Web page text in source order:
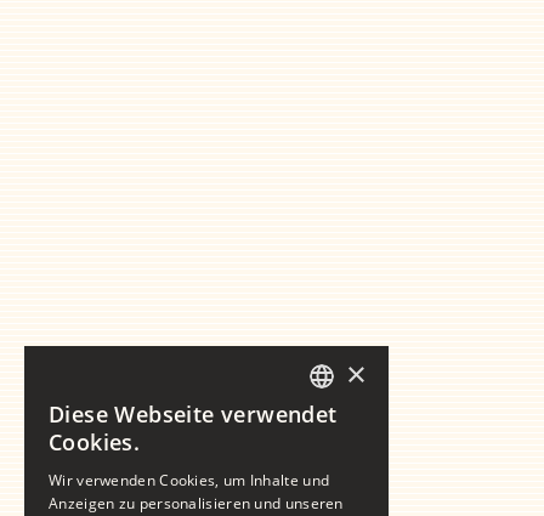
GERMAN
×
Diese Webseite verwendet
Cookies.
Wir verwenden Cookies, um Inhalte und
Anzeigen zu personalisieren und unseren